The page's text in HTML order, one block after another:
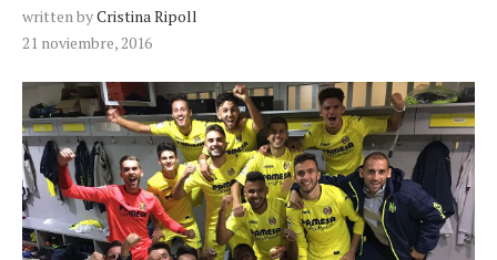
written byCristina Ripoll
21 noviembre, 2016